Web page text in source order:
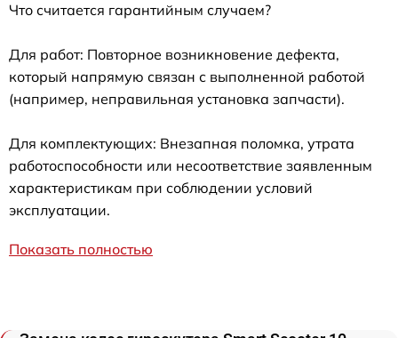
Что считается гарантийным случаем?
Для работ: Повторное возникновение дефекта,
который напрямую связан с выполненной работой
(например, неправильная установка запчасти).
Для комплектующих: Внезапная поломка, утрата
работоспособности или несоответствие заявленным
характеристикам при соблюдении условий
эксплуатации.
Показать полностью